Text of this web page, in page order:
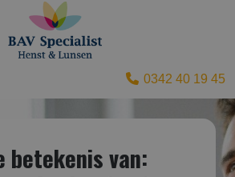
0342 40 19 45
betekenis van: